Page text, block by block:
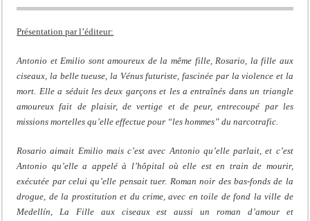
Présentation par l’éditeur:
Antonio et Emilio sont amoureux de la même fille, Rosario, la fille aux
ciseaux, la belle tueuse, la Vénus futuriste, fascinée par la violence et la
mort. Elle a séduit les deux garçons et les a entraînés dans un triangle
amoureux fait de plaisir, de vertige et de peur, entrecoupé par les
missions mortelles qu’elle effectue pour “les hommes” du narcotrafic.
Rosario aimait Emilio mais c’est avec Antonio qu’elle parlait, et c’est
Antonio qu’elle a appelé à l’hôpital où elle est en train de mourir,
exécutée par celui qu’elle pensait tuer. Roman noir des bas-fonds de la
drogue, de la prostitution et du crime, avec en toile de fond la ville de
Medellín, La Fille aux ciseaux est aussi un roman d’amour et